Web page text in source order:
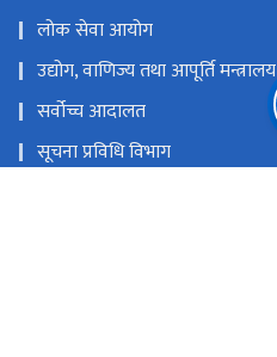
लोक सेवा आयोग
उद्योग, वाणिज्य तथा आपूर्ति मन्त्रालय
सर्वोच्च आदालत
सूचना प्रविधि विभाग